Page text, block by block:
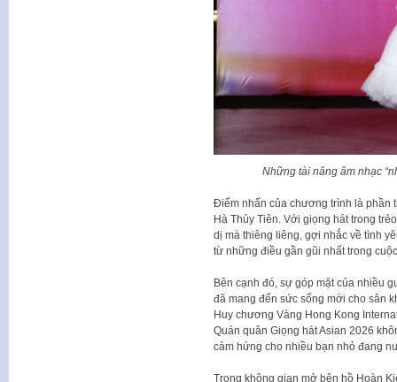
Những tài năng âm nhạc
Điểm nhấn của chương trình là phần
Hà Thủy Tiên. Với giọng hát trong
dị mà thiêng liêng, gợi nhắc về tình
từ những điều gần gũi nhất trong
Bên cạnh đó, sự góp mặt của nhiều
đã mang đến sức sống mới cho sân
Huy chương Vàng Hong Kong
Quán quân Giọng hát Asian 2026
cảm hứng cho nhiều bạn nhỏ đang
Trong không gian mở bên hồ Hoàn